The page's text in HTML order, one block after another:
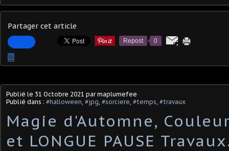
Partager cet article
Repost 0
…
Publié le 31 Octobre 2021 par maplumefee
Publié dans : #halloween #jpg #sorciere #temps #travaux
Magie d'Automne,
et LONGUE PAUSE